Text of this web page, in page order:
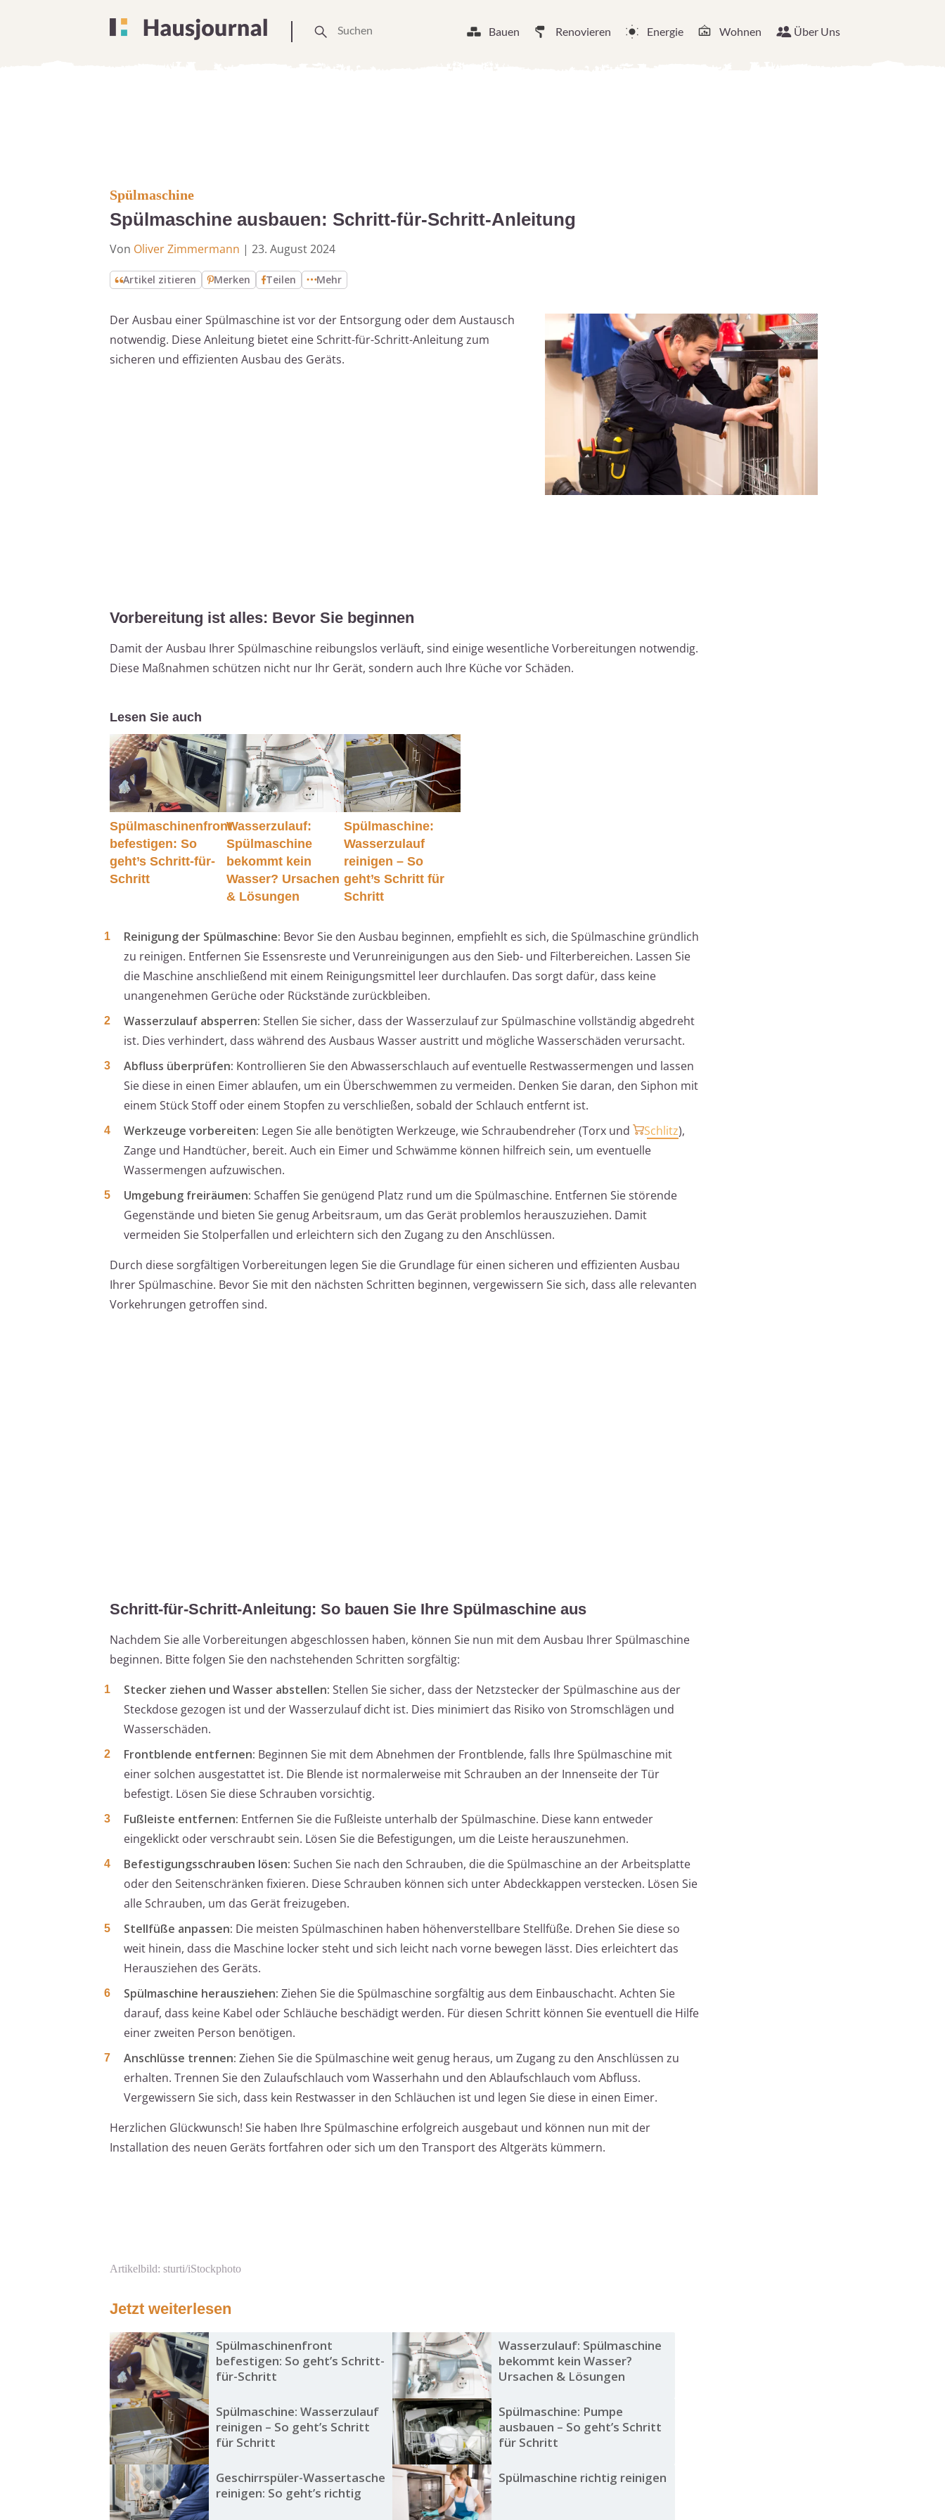
Bauen Renovieren Energie Wohnen Über Uns
Spülmaschine
Spülmaschine ausbauen: Schritt-für-Schritt-Anleitung
Von Oliver Zimmermann | 23. August 2024
Artikel zitieren Merken Teilen Mehr
Der Ausbau einer Spülmaschine ist vor der Entsorgung oder dem Austausch
notwendig. Diese Anleitung bietet eine Schritt-für-Schritt-Anleitung zum
sicheren und effizienten Ausbau des Geräts.
Vorbereitung ist alles: Bevor Sie beginnen
Damit der Ausbau Ihrer Spülmaschine reibungslos verläuft, sind einige wesentliche Vorbereitungen notwendig.
Diese Maßnahmen schützen nicht nur Ihr Gerät, sondern auch Ihre Küche vor Schäden.
Lesen Sie auch
Spülmaschinenfront
befestigen: So
geht’s Schritt-für-
Schritt
Wasserzulauf:
Spülmaschine
bekommt kein
Wasser? Ursachen
& Lösungen
Spülmaschine:
Wasserzulauf
reinigen – So
geht’s Schritt für
Schritt
Reinigung der Spülmaschine: Bevor Sie den Ausbau beginnen, empfiehlt es sich, die Spülmaschine gründlich
zu reinigen. Entfernen Sie Essensreste und Verunreinigungen aus den Sieb- und Filterbereichen. Lassen Sie
die Maschine anschließend mit einem Reinigungsmittel leer durchlaufen. Das sorgt dafür, dass keine
unangenehmen Gerüche oder Rückstände zurückbleiben.
Wasserzulauf absperren: Stellen Sie sicher, dass der Wasserzulauf zur Spülmaschine vollständig abgedreht
ist. Dies verhindert, dass während des Ausbaus Wasser austritt und mögliche Wasserschäden verursacht.
Abfluss überprüfen: Kontrollieren Sie den Abwasserschlauch auf eventuelle Restwassermengen und lassen
Sie diese in einen Eimer ablaufen, um ein Überschwemmen zu vermeiden. Denken Sie daran, den Siphon mit
einem Stück Stoff oder einem Stopfen zu verschließen, sobald der Schlauch entfernt ist.
Werkzeuge vorbereiten: Legen Sie alle benötigten Werkzeuge, wie Schraubendreher (Torx und Schlitz),
Zange und Handtücher, bereit. Auch ein Eimer und Schwämme können hilfreich sein, um eventuelle
Wassermengen aufzuwischen.
Umgebung freiräumen: Schaffen Sie genügend Platz rund um die Spülmaschine. Entfernen Sie störende
Gegenstände und bieten Sie genug Arbeitsraum, um das Gerät problemlos herauszuziehen. Damit
vermeiden Sie Stolperfallen und erleichtern sich den Zugang zu den Anschlüssen.
Durch diese sorgfältigen Vorbereitungen legen Sie die Grundlage für einen sicheren und effizienten Ausbau
Ihrer Spülmaschine. Bevor Sie mit den nächsten Schritten beginnen, vergewissern Sie sich, dass alle relevanten
Vorkehrungen getroffen sind.
Schritt-für-Schritt-Anleitung: So bauen Sie Ihre Spülmaschine aus
Nachdem Sie alle Vorbereitungen abgeschlossen haben, können Sie nun mit dem Ausbau Ihrer Spülmaschine
beginnen. Bitte folgen Sie den nachstehenden Schritten sorgfältig:
Stecker ziehen und Wasser abstellen: Stellen Sie sicher, dass der Netzstecker der Spülmaschine aus der
Steckdose gezogen ist und der Wasserzulauf dicht ist. Dies minimiert das Risiko von Stromschlägen und
Wasserschäden.
Frontblende entfernen: Beginnen Sie mit dem Abnehmen der Frontblende, falls Ihre Spülmaschine mit
einer solchen ausgestattet ist. Die Blende ist normalerweise mit Schrauben an der Innenseite der Tür
befestigt. Lösen Sie diese Schrauben vorsichtig.
Fußleiste entfernen: Entfernen Sie die Fußleiste unterhalb der Spülmaschine. Diese kann entweder
eingeklickt oder verschraubt sein. Lösen Sie die Befestigungen, um die Leiste herauszunehmen.
Befestigungsschrauben lösen: Suchen Sie nach den Schrauben, die die Spülmaschine an der Arbeitsplatte
oder den Seitenschränken fixieren. Diese Schrauben können sich unter Abdeckkappen verstecken. Lösen Sie
alle Schrauben, um das Gerät freizugeben.
Stellfüße anpassen: Die meisten Spülmaschinen haben höhenverstellbare Stellfüße. Drehen Sie diese so
weit hinein, dass die Maschine locker steht und sich leicht nach vorne bewegen lässt. Dies erleichtert das
Herausziehen des Geräts.
Spülmaschine herausziehen: Ziehen Sie die Spülmaschine sorgfältig aus dem Einbauschacht. Achten Sie
darauf, dass keine Kabel oder Schläuche beschädigt werden. Für diesen Schritt können Sie eventuell die Hilfe
einer zweiten Person benötigen.
Anschlüsse trennen: Ziehen Sie die Spülmaschine weit genug heraus, um Zugang zu den Anschlüssen zu
erhalten. Trennen Sie den Zulaufschlauch vom Wasserhahn und den Ablaufschlauch vom Abfluss.
Vergewissern Sie sich, dass kein Restwasser in den Schläuchen ist und legen Sie diese in einen Eimer.
Herzlichen Glückwunsch! Sie haben Ihre Spülmaschine erfolgreich ausgebaut und können nun mit der
Installation des neuen Geräts fortfahren oder sich um den Transport des Altgeräts kümmern.
Artikelbild: sturti/iStockphoto
Jetzt weiterlesen
Spülmaschinenfront
befestigen: So geht’s Schritt-
für-Schritt
Wasserzulauf: Spülmaschine
bekommt kein Wasser?
Ursachen & Lösungen
Spülmaschine: Wasserzulauf
reinigen – So geht’s Schritt
für Schritt
Spülmaschine: Pumpe
ausbauen – So geht’s Schritt
für Schritt
Geschirrspüler-Wassertasche
reinigen: So geht’s richtig
Spülmaschine richtig reinigen